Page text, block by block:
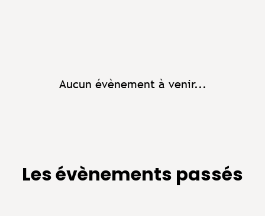
Aucun évènement à venir...
Les évènements passés